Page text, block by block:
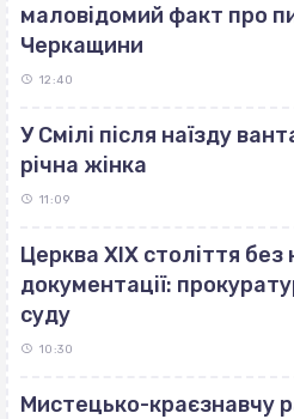
маловідомий факт про
Черкащини
12:40
У Смілі після наїзду
річна жінка
11:09
Церква ХІХ століття
документації:
суду
10:30
Мистецько-краєзнавчу